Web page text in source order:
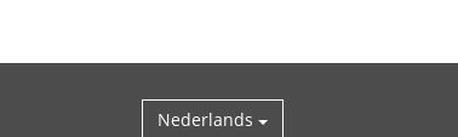
Nederlands